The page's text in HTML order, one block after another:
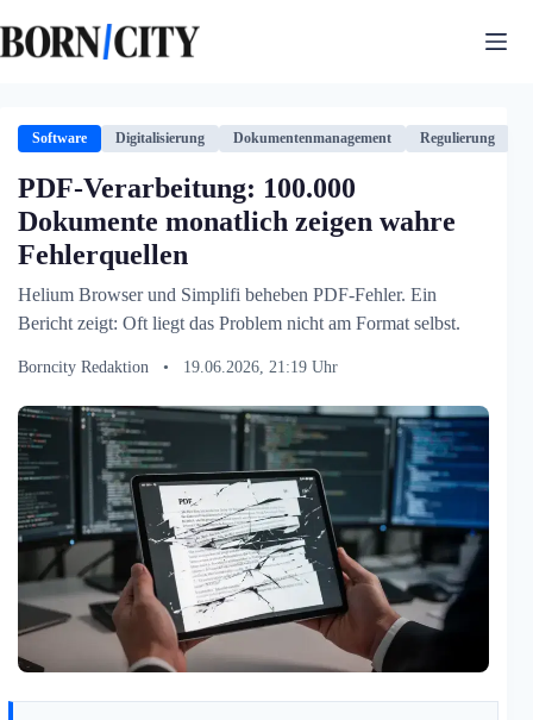
Inhalt
springen
Software Digitalisierung Dokumentenmanagement Regulierung
PDF-Verarbeitung: 100.000
Dokumente monatlich zeigen wahre
Fehlerquellen
Helium Browser und Simplifi beheben PDF-Fehler. Ein
Bericht zeigt: Oft liegt das Problem nicht am Format selbst.
Borncity Redaktion • 19.06.2026, 21:19 Uhr